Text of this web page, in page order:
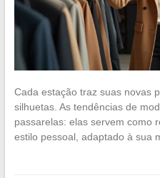
Cada estação traz suas novas
silhuetas. As tendências de
passarelas: elas servem como
estilo pessoal, adaptado à sua